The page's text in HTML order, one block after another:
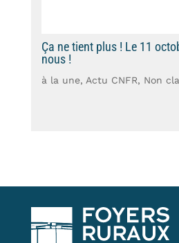
Ça ne tient plus ! Le 11
nous !
à la une, Actu CNFR, Non